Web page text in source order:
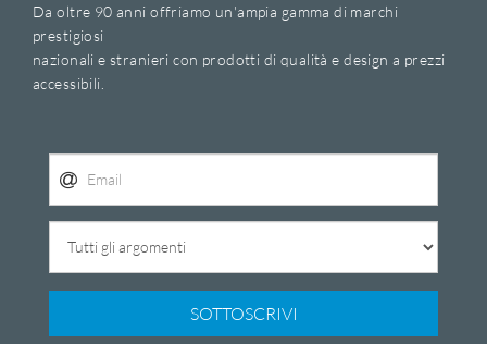
Da oltre 90 anni offriamo un'ampia gamma di marchi
prestigiosi
nazionali e stranieri con prodotti di qualità e design a prezzi
accessibili.
SOTTOSCRIVI